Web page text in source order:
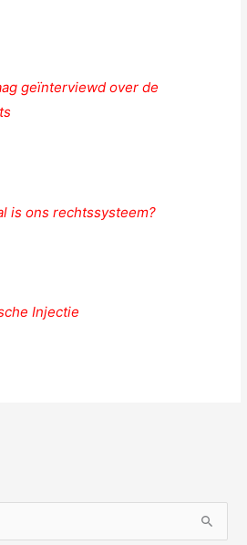
geïnterviewd over de
is ons rechtssysteem?
Injectie